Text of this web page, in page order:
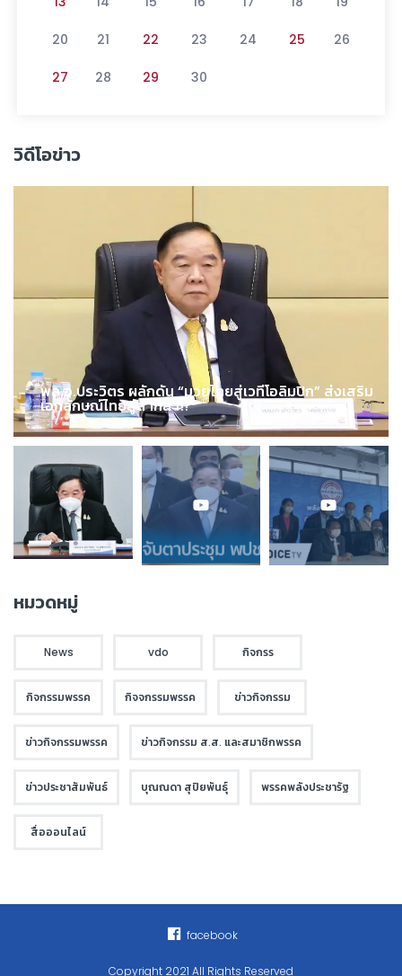
20 21 22 23 24 25 26
27 28 29 30
วิดีโอข่าว
พล.อ.ประวิตร ผลักดัน “มวยไทยสู่เวทีโอลิมปิก” ส่งเสริม
เอกลักษณ์ไทยสู่สากล !!!
หมวดหมู่
News vdo กิจกรร
กิจกรรมพรรค กิจจกรรมพรรค ข่าวกิจกรรม
ข่าวกิจกรรมพรรค ข่าวกิจกรรม ส.ส. และสมาชิกพรรค
ข่าวประชาสัมพันธ์ บุณณดา สุปิยพันธุ์ พรรคพลังประชารัฐ
สื่อออนไลน์
facebook
Copyright 2021 All Rights Reserved